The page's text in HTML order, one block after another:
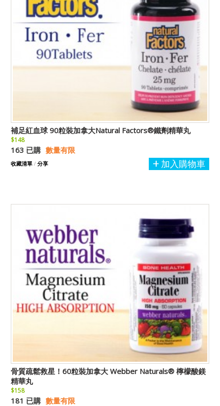
補足紅血球 90粒裝加拿大Natural Factors®鐵劑精華丸
$148
163 已購 數量有限
加入購物車
收藏清單 / 分享
骨質疏鬆救星！60粒裝加拿大 Webber Naturals® 檸檬酸鎂
精華丸
$158
181 已購 數量有限